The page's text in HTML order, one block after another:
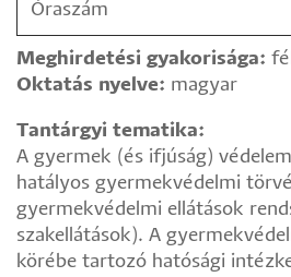
Óraszám
Meghirdetési gyakorisága:
Oktatás nyelve: magyar
Tantárgyi tematika:
A gyermek (és ifjúság)
hatályos gyermekvédelmi
gyermekvédelmi ellátások
szakellátások). A
körébe tartozó hatósági